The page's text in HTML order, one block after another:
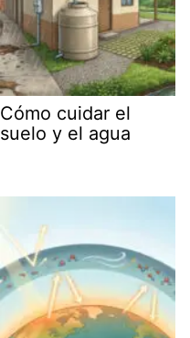
Cómo cuidar el
suelo y el agua